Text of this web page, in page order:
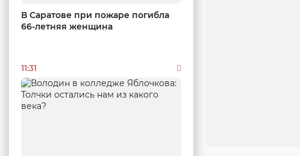
В Саратове при пожаре погибла
66-летняя женщина
11:31